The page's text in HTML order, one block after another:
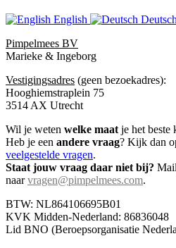
English
Deutsch
Pimpelmees BV
Marieke & Ingeborg
Vestigingsadres (geen bezoekadres):
Hooghiemstraplein 75
3514 AX Utrecht
Wil je weten welke maat je het beste
Heb je een andere vraag? Kijk dan
veelgestelde vragen.
Staat jouw vraag daar niet bij?
naarvragen@pimpelmees.com.
BTW: NL864106695B01
KVK Midden-Nederland: 86836048
Lid BNO (Beroepsorganisatie